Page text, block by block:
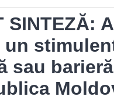
SINTEZĂ:
un
sau